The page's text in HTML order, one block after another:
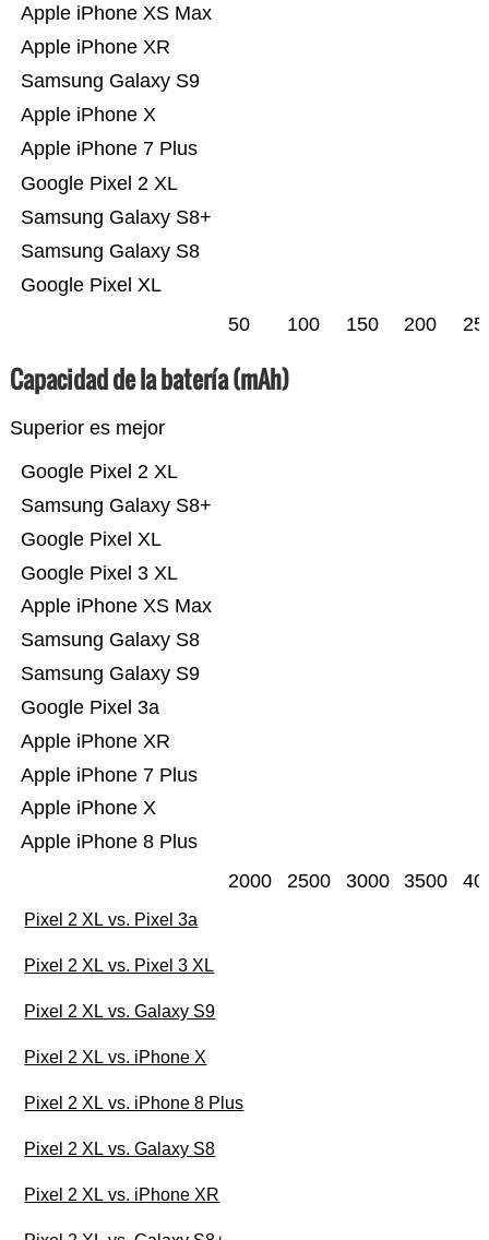
Google Pixel XL
Samsung Galaxy S8
Samsung Galaxy S8+
Google Pixel 2 XL
Apple iPhone 7 Plus
Apple iPhone X
Samsung Galaxy S9
Apple iPhone XR
Apple iPhone XS Max
50 100 150 200
Capacidad de la batería (mAh)
Superior es mejor
Apple iPhone 8 Plus
Apple iPhone X
Apple iPhone 7 Plus
Apple iPhone XR
Google Pixel 3a
Samsung Galaxy S9
Samsung Galaxy S8
Apple iPhone XS Max
Google Pixel 3 XL
Google Pixel XL
Samsung Galaxy S8+
Google Pixel 2 XL
2000 2500 3000 3500
Pixel 2 XL vs. Pixel 3a
Pixel 2 XL vs. Pixel 3 XL
Pixel 2 XL vs. Galaxy S9
Pixel 2 XL vs. iPhone X
Pixel 2 XL vs. iPhone 8 Plus
Pixel 2 XL vs. Galaxy S8
Pixel 2 XL vs. iPhone XR